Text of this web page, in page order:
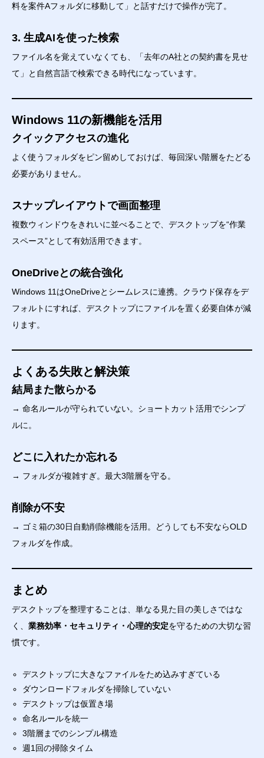
料を案件Aフォルダに移動して」と話すだけで操作が完了。
3. 生成AIを使った検索
ファイル名を覚えていなくても、「去年のA社との契約書を見せ
て」と自然言語で検索できる時代になっています。
Windows 11の新機能を活用
クイックアクセスの進化
よく使うフォルダをピン留めしておけば、毎回深い階層をたどる
必要がありません。
スナップレイアウトで画面整理
複数ウィンドウをきれいに並べることで、デスクトップを“作業
スペース”として有効活用できます。
OneDriveとの統合強化
Windows 11はOneDriveとシームレスに連携。クラウド保存をデ
フォルトにすれば、デスクトップにファイルを置く必要自体が減
ります。
よくある失敗と解決策
結局また散らかる
→ 命名ルールが守られていない。ショートカット活用でシンプ
ルに。
どこに入れたか忘れる
→ フォルダが複雑すぎ。最大3階層を守る。
削除が不安
→ ゴミ箱の30日自動削除機能を活用。どうしても不安ならOLD
フォルダを作成。
まとめ
デスクトップを整理することは、単なる見た目の美しさではな
く、 業務効率・セキュリティ・心理的安定を守るための大切な習
慣です。
デスクトップに大きなファイルをため込みすぎている
ダウンロードフォルダを掃除していない
デスクトップは仮置き場
命名ルールを統一
3階層までのシンプル構造
週1回の掃除タイム